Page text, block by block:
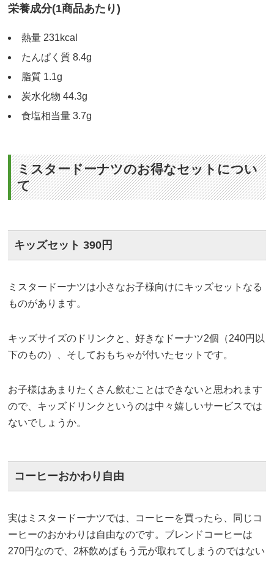
栄養成分(1商品あたり)
熱量 231kcal
たんぱく質 8.4g
脂質 1.1g
炭水化物 44.3g
食塩相当量 3.7g
ミスタードーナツのお得なセットについ
て
キッズセット 390円
ミスタードーナツは小さなお子様向けにキッズセットなる
ものがあります。
キッズサイズのドリンクと、好きなドーナツ2個（240円以
下のもの）、そしておもちゃが付いたセットです。
お子様はあまりたくさん飲むことはできないと思われます
ので、キッズドリンクというのは中々嬉しいサービスでは
ないでしょうか。
コーヒーおかわり自由
実はミスタードーナツでは、コーヒーを買ったら、同じコ
ーヒーのおかわりは自由なのです。ブレンドコーヒーは
270円なので、2杯飲めばもう元が取れてしまうのではない